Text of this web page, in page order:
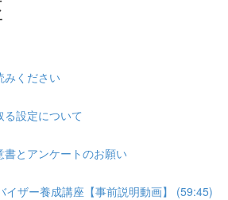
みください
る設定について
書とアンケートのお願い
イザー養成講座【事前説明動画】 (59:45)